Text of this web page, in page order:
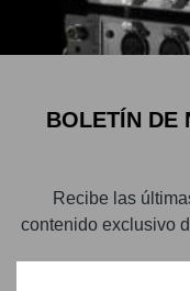
BOLETÍN DE
Recibe las
contenido exclusivo